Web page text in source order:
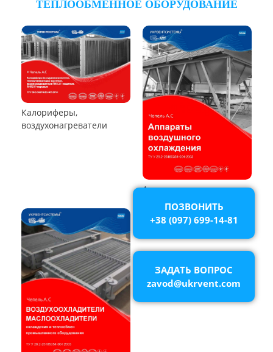
Циклон ЦОК
Циклоны
РУКАВНЫЕ ПЫЛЕУЛОВИТЕЛИ
ТЕПЛООБМЕННОЕ ОБОРУДОВАНИЕ
Калориферы,
воздухонагреватели
ПОЗВОНИТЬ
+38 (097) 699-14-81
ЗАДАТЬ ВОПРОС
zavod@ukrvent.com